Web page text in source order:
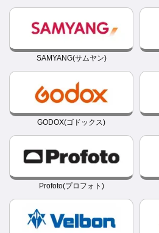
SAMYANG(サムヤン)
GODOX(ゴドックス)
Profoto(プロフォト)